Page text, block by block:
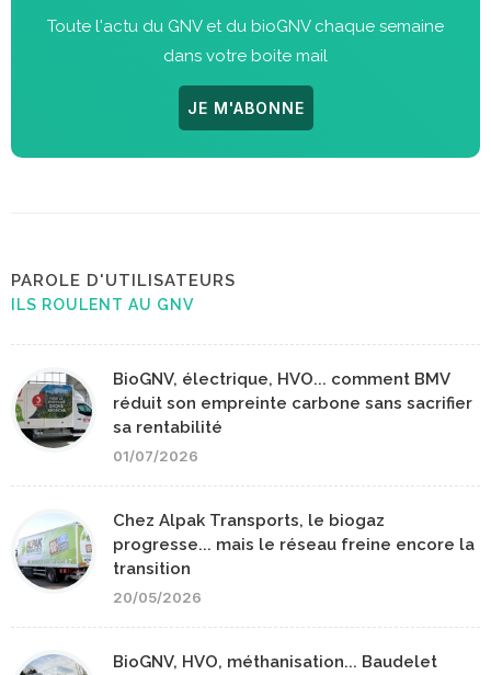
Toute l'actu du GNV et du bioGNV chaque semaine
dans votre boite mail
JE M'ABONNE
PAROLE D'UTILISATEURS
ILS ROULENT AU GNV
BioGNV, électrique, HVO... comment BMV
réduit son empreinte carbone sans sacrifier
sa rentabilité
01/07/2026
Chez Alpak Transports, le biogaz
progresse... mais le réseau freine encore la
transition
20/05/2026
BioGNV, HVO, méthanisation... Baudelet